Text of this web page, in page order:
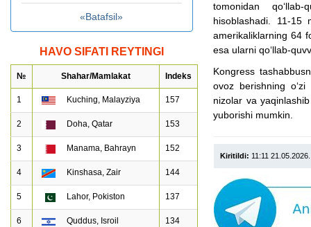
«Batafsil»
HAVO SIFATI REYTINGI
№ Shahar/Mamlakat Indeks
1 Kuching, Malayziya 157
2 Doha, Qatar 153
3 Manama, Bahrayn 152
4 Kinshasa, Zair 144
5 Lahor, Pokiston 137
6 Quddus, Isroil 134
tomonidan
hisoblashadi. 11-15
amerikaliklarning 64
esa ularni qo‘llab-
Kongress
ovoz berishning
nizolar va
yuborishi mumkin.
Kiritildi: 11:11